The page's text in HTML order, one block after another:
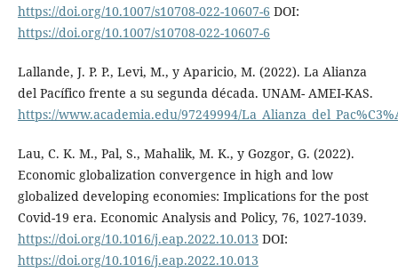
https://doi.org/10.1007/s10708-022-10607-6 DOI:
https://doi.org/10.1007/s10708-022-10607-6
Lallande, J. P. P., Levi, M., y Aparicio, M. (2022). La Alianza
del Pacífico frente a su segunda década. UNAM- AMEI-KAS.
https://www.academia.edu/97249994/
Lau, C. K. M., Pal, S., Mahalik, M. K., y Gozgor, G. (2022).
Economic globalization convergence in high and low
globalized developing economies: Implications for the post
Covid-19 era. Economic Analysis and Policy, 76, 1027-1039.
https://doi.org/10.1016/j.eap.2022.10.013 DOI:
https://doi.org/10.1016/j.eap.2022.10.013